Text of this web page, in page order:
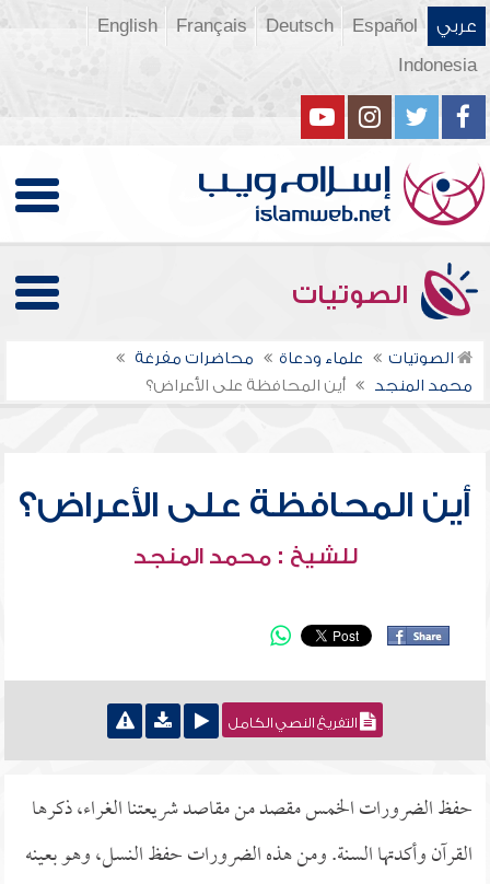
عربي Español
Deutsch
Français
English
Indonesia
الصوتيات
الصوتيات علماء ودعاة
محاضرات مفرغة
محمد المنجد
أين المحافظة على الأعراض؟
أين المحافظة على الأعراض؟
للشيخ : محمد المنجد
التفريغ النصي الكامل
حفظ الضرورات الخمس مقصد من مقاصد شريعتنا الغراء، ذكرها
القرآن وأكدتها السنة. ومن هذه الضرورات حفظ النسل، وهو بعينه